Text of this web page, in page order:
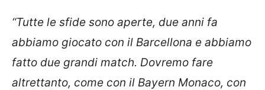
“Tutte le sfide sono aperte, due anni fa
abbiamo giocato con il Barcellona e abbiamo
fatto due grandi match. Dovremo fare
altrettanto, come con il Bayern Monaco, con